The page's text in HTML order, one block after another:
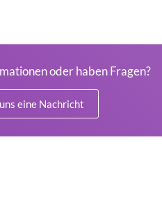
oder haben Fragen?
eine Nachricht